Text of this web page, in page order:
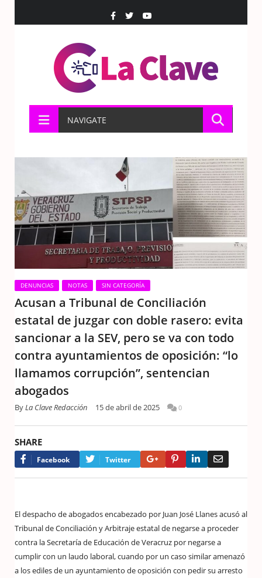
NAVIGATE
DENUNCIAS NOTAS SIN CATEGORÍA
Acusan a Tribunal de Conciliación
estatal de juzgar con doble rasero: evita
sancionar a la SEV, pero se va con todo
contra ayuntamientos de oposición: “lo
llamamos corrupción”, sentencian
abogados
ByLa Clave Redacción 15 de abril de 2025 0
SHARE
Facebook Twitter Google+PinterestLinkedIn
El despacho de abogados encabezado por Juan José Llanes acusó al
Tribunal de Conciliación y Arbitraje estatal de negarse a proceder
contra la Secretaría de Educación de Veracruz por negarse a
cumplir con un laudo laboral, cuando por un caso similar amenazó
a los ediles de un ayuntamiento de oposición con pedir su arresto